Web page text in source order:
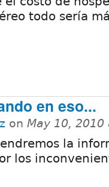
todo sería
en eso...
on May 10, 2010
la
los